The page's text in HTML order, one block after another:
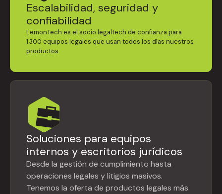
Escalabilidad, seguridad y
confiabilidad
LemonTech es el socio legaltech de confianza para
1.300 equipos legales que usan todos los días nuestros
productos.
Soluciones para equipos
internos y escritorios jurídicos
Desde la gestión de cumplimiento hasta
operaciones legales y litigios masivos.
Tenemos la oferta de productos legales más